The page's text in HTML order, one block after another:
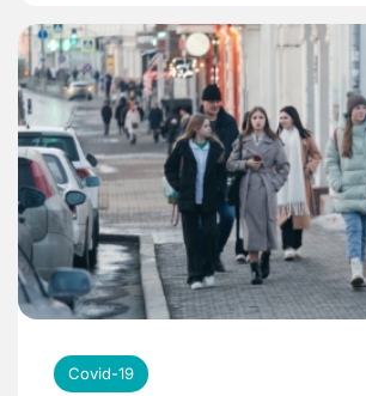
Covid-19